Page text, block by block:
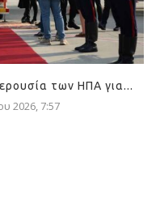
των ΗΠΑ για...
2026, 7:57